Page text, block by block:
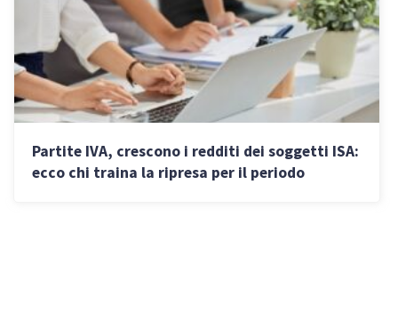
Partite IVA, crescono i redditi dei soggetti ISA:
ecco chi traina la ripresa per il periodo